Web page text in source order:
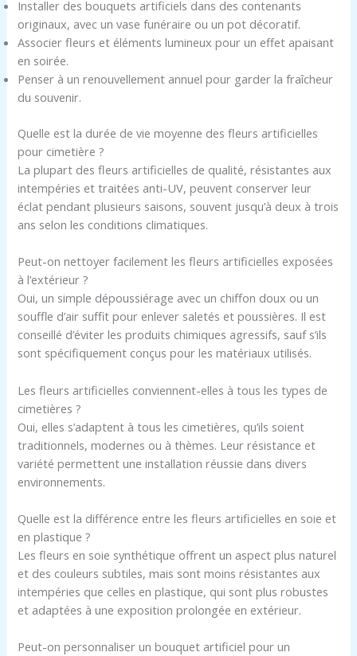
Installer des bouquets artificiels dans des contenants
originaux, avec un vase funéraire ou un pot décoratif.
Associer fleurs et éléments lumineux pour un effet apaisant
en soirée.
Penser à un renouvellement annuel pour garder la fraîcheur
du souvenir.
Quelle est la durée de vie moyenne des fleurs artificielles
pour cimetière ?
La plupart des fleurs artificielles de qualité, résistantes aux
intempéries et traitées anti-UV, peuvent conserver leur
éclat pendant plusieurs saisons, souvent jusqu’à deux à trois
ans selon les conditions climatiques.
Peut-on nettoyer facilement les fleurs artificielles exposées
à l’extérieur ?
Oui, un simple dépoussiérage avec un chiffon doux ou un
souffle d’air suffit pour enlever saletés et poussières. Il est
conseillé d’éviter les produits chimiques agressifs, sauf s’ils
sont spécifiquement conçus pour les matériaux utilisés.
Les fleurs artificielles conviennent-elles à tous les types de
cimetières ?
Oui, elles s’adaptent à tous les cimetières, qu’ils soient
traditionnels, modernes ou à thèmes. Leur résistance et
variété permettent une installation réussie dans divers
environnements.
Quelle est la différence entre les fleurs artificielles en soie et
en plastique ?
Les fleurs en soie synthétique offrent un aspect plus naturel
et des couleurs subtiles, mais sont moins résistantes aux
intempéries que celles en plastique, qui sont plus robustes
et adaptées à une exposition prolongée en extérieur.
Peut-on personnaliser un bouquet artificiel pour un